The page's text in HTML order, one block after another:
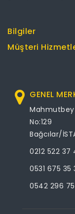
Bilgiler
Müşteri
GENEL
Mahmutbey
No:129
Bağcılar/
0212 522 37
0531 675 35
0542 296